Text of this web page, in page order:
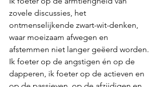
zovele discussies, het
ontmenselijkende zwart-wit-denken,
waar moeizaam afwegen en
afstemmen niet langer geëerd worden.
Ik foeter op de angstigen én op de
dapperen, ik foeter op de actieven en